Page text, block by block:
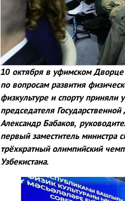
10 октября в уфимском
по вопросам развития
физкультуре и спорту приняли
председателя
Александр Бабаков,
первый заместитель министра
трёхкратный олимпийский
Узбекистана.